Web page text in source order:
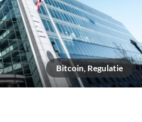
Bitcoin, Regulatie